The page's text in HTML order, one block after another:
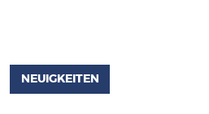
NEUIGKEITEN